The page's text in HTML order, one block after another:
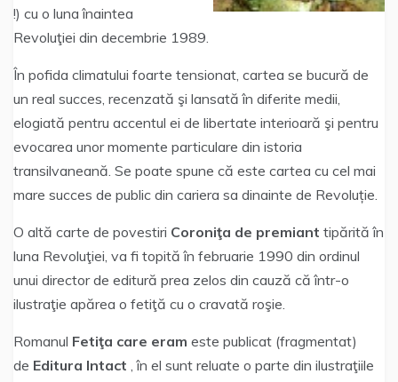
!) cu o luna înaintea
Revoluţiei din decembrie 1989.
În pofida climatului foarte tensionat, cartea se bucură de
un real succes, recenzată şi lansată în diferite medii,
elogiată pentru accentul ei de libertate interioară şi pentru
evocarea unor momente particulare din istoria
transilvaneană. Se poate spune că este cartea cu cel mai
mare succes de public din cariera sa dinainte de Revoluție.
O altă carte de povestiri Coroniţa de premiant tipărită în
luna Revoluţiei, va fi topită în februarie 1990 din ordinul
unui director de editură prea zelos din cauză că într-o
ilustraţie apărea o fetiţă cu o cravată roşie.
Romanul Fetiţa care eram este publicat (fragmentat)
de Editura Intact , în el sunt reluate o parte din ilustraţiile